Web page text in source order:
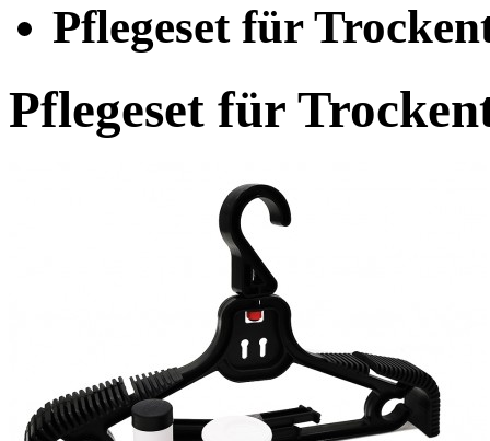
Pflegeset für
Pflegeset für